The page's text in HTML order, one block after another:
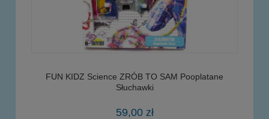
FUN KIDZ Science ZRÓB TO SAM Pooplatane
Słuchawki
59,00 zł